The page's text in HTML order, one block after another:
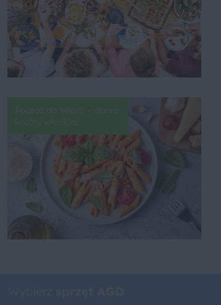
Podróż do Włoch – dania
kuchni włoskiej